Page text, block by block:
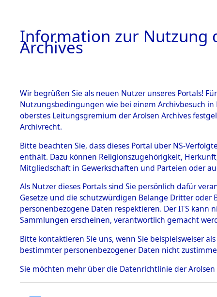
BESTÄNDE
1.
mente
5. Verschiedenes
5.3
Todesmärsche
5.3.1 Alliierte
Erhebungen
zu
Todesmärsch
en
5.3.2
Neunburg
0001
Information zur Nutzung
Archives
Wir begrüßen Sie als neuen Nutzer unseres Portals!
Nutzungsbedingungen wie bei einem Archivbesuch
oberstes Leitungsgremium der Arolsen Archives
Archivrecht.
Bitte beachten Sie, dass dieses Portal über NS-
enthält. Dazu können Religionszugehörigkeit,
Mitgliedschaft in Gewerkschaften und Parteien oder
Als Nutzer dieses Portals sind Sie persönlich dafür
Gesetze und die schutzwürdigen Belange Dritter
personenbezogene Daten respektieren. Der ITS
Sammlungen erscheinen, verantwortlich gemacht
Bitte kontaktieren Sie uns, wenn Sie beispielsweiser
bestimmter personenbezogener Daten nicht
Sie möchten mehr über die Datenrichtlinie der Arolsen